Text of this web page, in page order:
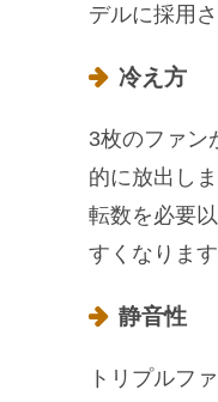
デルに採用
冷え方
3枚のファン
的に放出し
転数を必要
すくなりま
静音性
トリプルフ